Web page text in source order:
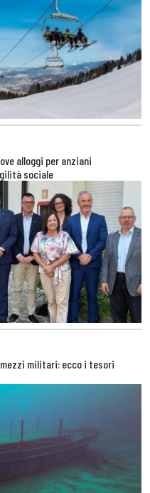
alloggi per anziani
sociale
militari: ecco i tesori